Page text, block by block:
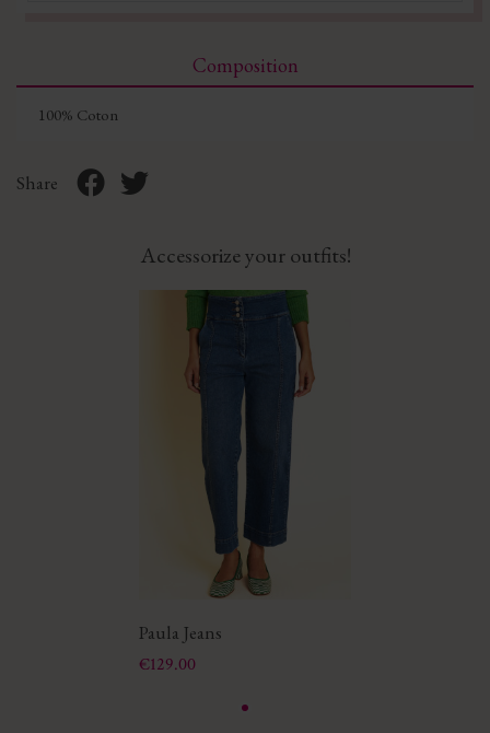
Composition
100% Coton
Share
Accessorize your outfits!
Paula Jeans
Price
€129.00